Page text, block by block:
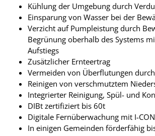
Kühlung der Umgebung durch
Einsparung von Wasser bei der
Verzicht auf Pumpleistung durch
Begrünung oberhalb des Systems
Aufstiegs
Zusätzlicher Ernteertrag
Vermeiden von Überflutungen
Reinigen von verschmutztem
Integrierter Reinigung, Spül- und
DIBt zertifiziert bis 60t
Digitale Fernüberwachung mit I-
In einigen Gemeinden förderfähig